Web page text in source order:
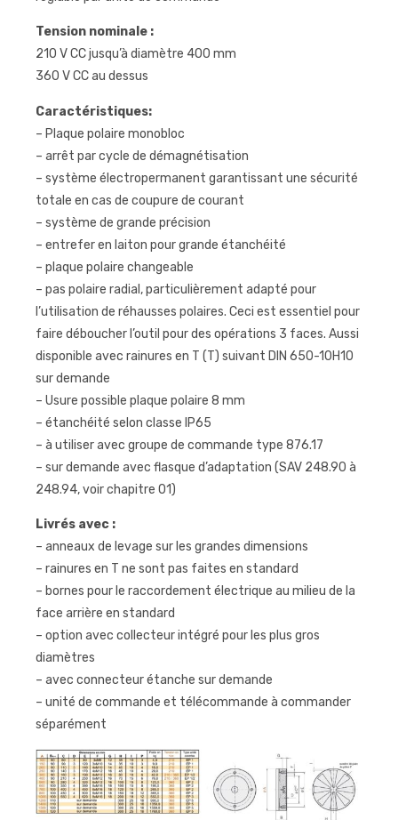
Tension nominale :
210 V CC jusqu’à diamètre 400 mm
360 V CC au dessus
Caractéristiques:
– Plaque polaire monobloc
– arrêt par cycle de démagnétisation
– système électropermanent garantissant une sécurité
totale en cas de coupure de courant
– système de grande précision
– entrefer en laiton pour grande étanchéité
– plaque polaire changeable
– pas polaire radial, particulièrement adapté pour
l’utilisation de réhausses polaires. Ceci est essentiel pour
faire déboucher l’outil pour des opérations 3 faces. Aussi
disponible avec rainures en T (T) suivant DIN 650-10H10
sur demande
– Usure possible plaque polaire 8 mm
– étanchéité selon classe IP65
– à utiliser avec groupe de commande type 876.17
– sur demande avec flasque d’adaptation (SAV 248.90 à
248.94, voir chapitre 01)
Livrés avec :
– anneaux de levage sur les grandes dimensions
– rainures en T ne sont pas faites en standard
– bornes pour le raccordement électrique au milieu de la
face arrière en standard
– option avec collecteur intégré pour les plus gros
diamètres
– avec connecteur étanche sur demande
– unité de commande et télécommande à commander
séparément